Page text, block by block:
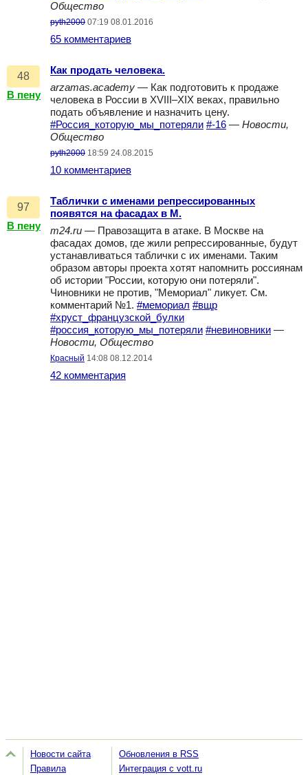
Общество
pyth2000 07:19 08.01.2016
65 комментариев
48
В пену
Как продать человека.
arzamas.academy — Как подготовить к продаже
человека в России в XVIII–XIX веках, правильно
подать объявление и назначить цену.
#Россия_которую_мы_потеряли #-16 — Новости,
Общество
pyth2000 18:59 24.08.2015
10 комментариев
97
В пену
Таблички с именами репрессированных
появятся на фасадах в М.
m24.ru — Правозащита в атаке. В Москве на
фасадах домов, где жили репрессированные, будут
устанавливаться таблички с их именами. Таким
образом авторы проекта хотят напомнить россиянам
об истории "России, которую они потеряли".
Чиновники не против, "Мемориал" ликует. См.
комментарий №1. #мемориал #вщр
#хруст_французской_булки
#россия_которую_мы_потеряли #невиновники —
Новости, Общество
Красный 14:08 08.12.2014
42 комментария
Новости сайта
Правила
Обновления в RSS
Интеграция с vott.ru